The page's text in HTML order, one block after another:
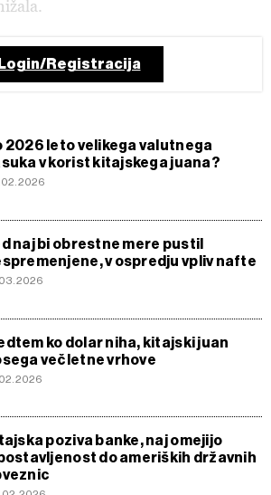
Registracija
v korist kitajskega juana?
v ospredju vpliv nafte
večletne vrhove
do ameriških državnih